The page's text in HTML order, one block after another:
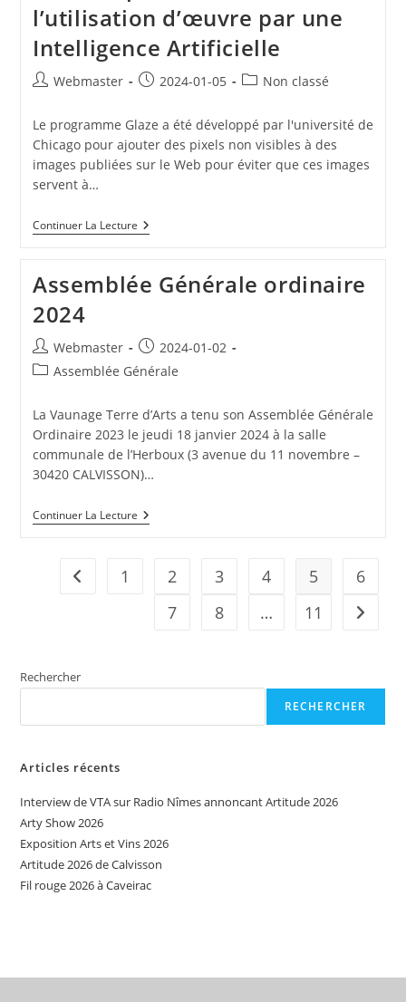
l’utilisation d’œuvre par une
Intelligence Artificielle
Auteur/autrice
la
publication :
Webmaster
Publication
2024-01-05
PostNon classé
Le programme Glaze a été développé par l'université de
Chicago pour ajouter des pixels non visibles à des
images publiées sur le Web pour éviter que ces images
servent à…
Continuer La LectureOutil
De
L’utilisation
D’œuvre
Intelligence
Artificielle
Assemblée Générale ordinaire
2024
Auteur/autrice
de
Webmaster
Publication
publiée :
2024-01-02
PostAssemblée Générale
La Vaunage Terre d’Arts a tenu son Assemblée Générale
Ordinaire 2023 le jeudi 18 janvier 2024 à la salle
communale de l’Herboux (3 avenue du 11 novembre –
30420 CALVISSON)…
Continuer La LectureAssemblée
Générale
Go to the previous page
1 2 3 4 5
6
7
8 … 11 Aller à
Rechercher
RECHERCHER
Articles récents
Interview de VTA sur Radio Nîmes annoncant Artitude 2026
Arty Show 2026
Exposition Arts et Vins 2026
Artitude 2026 de Calvisson
Fil rouge 2026 à Caveirac